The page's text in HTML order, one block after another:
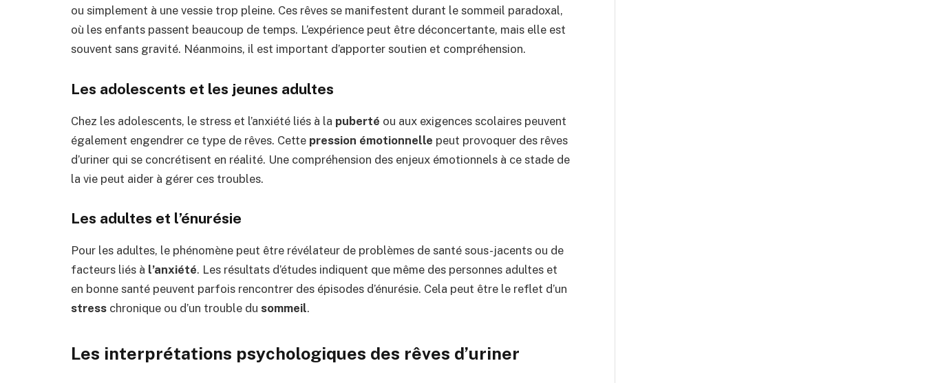
ou simplement à une vessie trop pleine. Ces rêves se manifestent durant le sommeil paradoxal,
où les enfants passent beaucoup de temps. L’expérience peut être déconcertante, mais elle est
souvent sans gravité. Néanmoins, il est important d’apporter soutien et compréhension.
Les adolescents et les jeunes adultes
Chez les adolescents, le stress et l’anxiété liés à la puberté ou aux exigences scolaires peuvent
également engendrer ce type de rêves. Cette pression émotionnelle peut provoquer des rêves
d’uriner qui se concrétisent en réalité. Une compréhension des enjeux émotionnels à ce stade de
la vie peut aider à gérer ces troubles.
Les adultes et l’énurésie
Pour les adultes, le phénomène peut être révélateur de problèmes de santé sous-jacents ou de
facteurs liés à l’anxiété. Les résultats d’études indiquent que même des personnes adultes et
en bonne santé peuvent parfois rencontrer des épisodes d’énurésie. Cela peut être le reflet d’un
stress chronique ou d’un trouble du sommeil.
Les interprétations psychologiques des rêves d’uriner